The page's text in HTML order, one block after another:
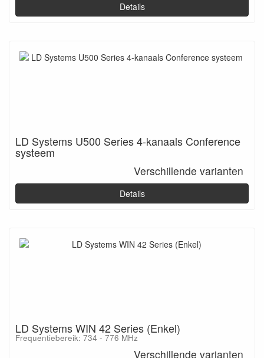
Details
LD Systems U500 Series 4-kanaals Conference
systeem
Verschillende varianten
Details
LD Systems WIN 42 Series (Enkel)
Frequentiebereik: 734 - 776 MHz
Verschillende varianten